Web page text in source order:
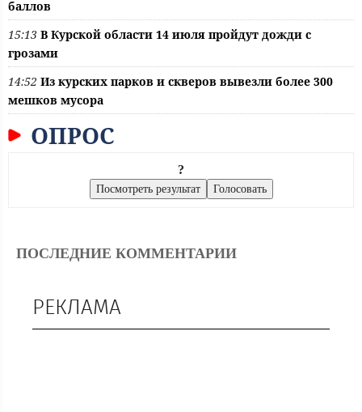
баллов
15:13 В Курской области 14 июля пройдут дожди с
грозами
14:52 Из курских парков и скверов вывезли более 300
мешков мусора
ОПРОС
?
ПОСЛЕДНИЕ КОММЕНТАРИИ
РЕКЛАМА